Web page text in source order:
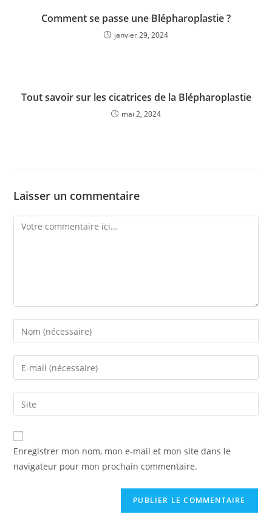
Comment se passe une Blépharoplastie ?
janvier 29, 2024
Tout savoir sur les cicatrices de la Blépharoplastie
mai 2, 2024
Laisser un commentaire
Comment
Enter
your
name
comment
Enter
your
email
address
comment
Saisir
l’URL
de
votre
(facultatif)
Enregistrer mon nom, mon e-mail et mon site dans le
navigateur pour mon prochain commentaire.